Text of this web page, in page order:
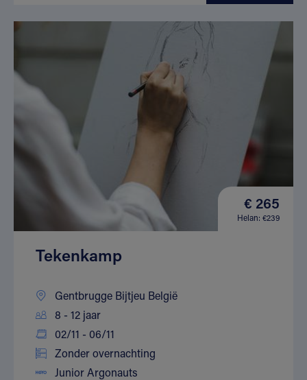
€ 265
Helan: €239
Tekenkamp
Gentbrugge Bijtjeu België
8 - 12 jaar
02/11 - 06/11
Zonder overnachting
Junior Argonauts